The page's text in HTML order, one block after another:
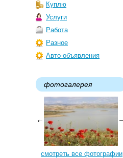
Куплю
Услуги
Работа
Разное
Авто-объявления
фотогалерея
смотреть все фотографии